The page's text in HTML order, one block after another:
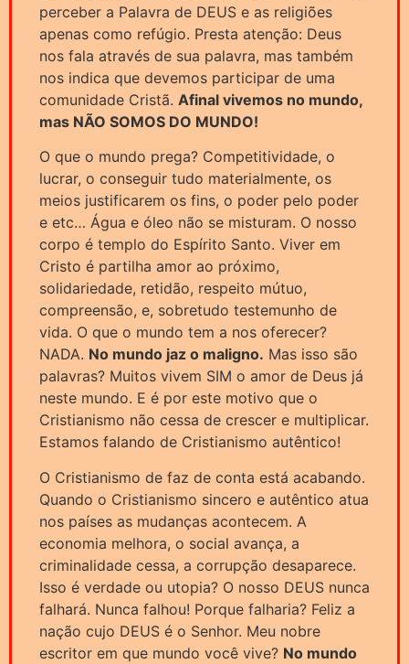
perceber a Palavra de DEUS e as religiões
apenas como refúgio. Presta atenção: Deus
nos fala através de sua palavra, mas também
nos indica que devemos participar de uma
comunidade Cristã. Afinal vivemos no mundo,
mas NÃO SOMOS DO MUNDO!
O que o mundo prega? Competitividade, o
lucrar, o conseguir tudo materialmente, os
meios justificarem os fins, o poder pelo poder
e etc… Água e óleo não se misturam. O nosso
corpo é templo do Espírito Santo. Viver em
Cristo é partilha amor ao próximo,
solidariedade, retidão, respeito mútuo,
compreensão, e, sobretudo testemunho de
vida. O que o mundo tem a nos oferecer?
NADA. No mundo jaz o maligno. Mas isso são
palavras? Muitos vivem SIM o amor de Deus já
neste mundo. E é por este motivo que o
Cristianismo não cessa de crescer e multiplicar.
Estamos falando de Cristianismo autêntico!
O Cristianismo de faz de conta está acabando.
Quando o Cristianismo sincero e autêntico atua
nos países as mudanças acontecem. A
economia melhora, o social avança, a
criminalidade cessa, a corrupção desaparece.
Isso é verdade ou utopia? O nosso DEUS nunca
falhará. Nunca falhou! Porque falharia? Feliz a
nação cujo DEUS é o Senhor. Meu nobre
escritor em que mundo você vive? No mundo